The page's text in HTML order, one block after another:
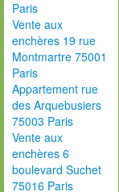
Paris
Vente aux
enchères 19 rue
Montmartre 75001
Paris
Appartement rue
des Arquebusiers
75003 Paris
Vente aux
enchères 6
boulevard Suchet
75016 Paris